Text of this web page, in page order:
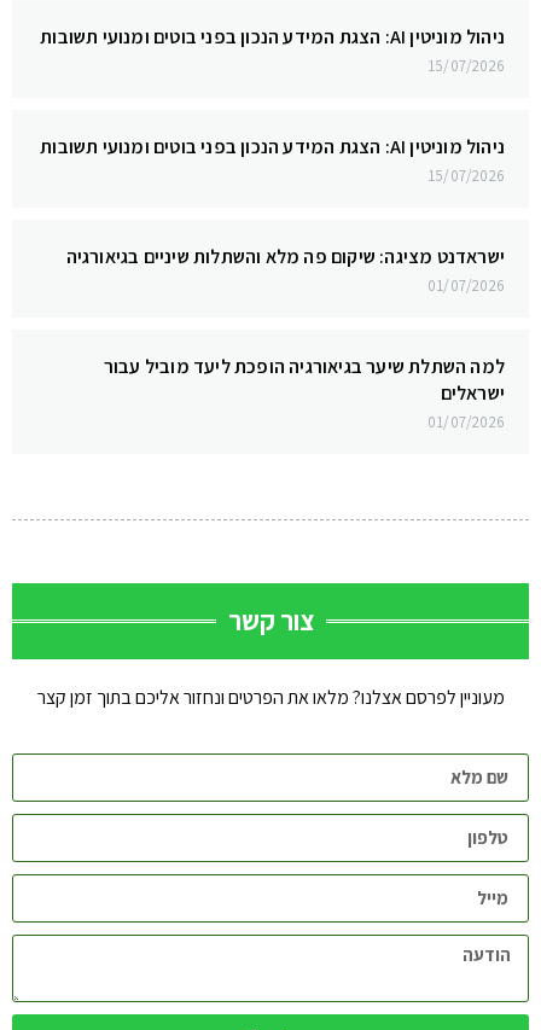
ניהול מוניטין AI: הצגת המידע הנכון בפני בוטים ומנועי תשובות
15/07/2026
ניהול מוניטין AI: הצגת המידע הנכון בפני בוטים ומנועי תשובות
15/07/2026
ישראדנט מציגה: שיקום פה מלא והשתלות שיניים בגיאורגיה
01/07/2026
למה השתלת שיער בגיאורגיה הופכת ליעד מוביל עבור
ישראלים
01/07/2026
צור קשר
מעוניין לפרסם אצלנו? מלאו את הפרטים ונחזור אליכם בתוך זמן קצר